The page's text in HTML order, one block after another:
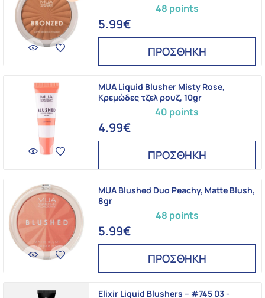
48 points
5.99€
ΠΡΟΣΘΗΚΗ
40 points
MUA Liquid Blusher Misty Rose,
Kρεμώδες τζελ ρουζ, 10gr
4.99€
ΠΡΟΣΘΗΚΗ
48 points
MUA Blushed Duo Peachy, Matte Blush,
8gr
5.99€
ΠΡΟΣΘΗΚΗ
Elixir Liquid Blushers – #745 03 -